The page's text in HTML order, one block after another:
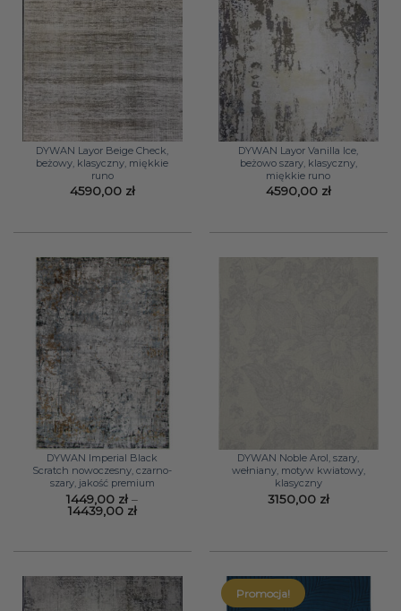
DYWAN Layor Beige Check,
beżowy, klasyczny, miękkie
runo
4590,00 zł
DYWAN Layor Vanilla Ice,
beżowo szary, klasyczny,
miękkie runo
4590,00 zł
DYWAN Imperial Black
Scratch nowoczesny, czarno-
szary, jakość premium
1449,00 zł –
14439,00 złZakres
do
DYWAN Noble Arol, szary,
wełniany, motyw kwiatowy,
klasyczny
3150,00 zł
Promocja!